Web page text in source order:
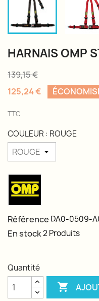
HARNAIS OMP
139,15 €
125,24 €
TTC
COULEUR : ROUGE
Référence DA0-0509-
En stock2 Produits
Quantité
